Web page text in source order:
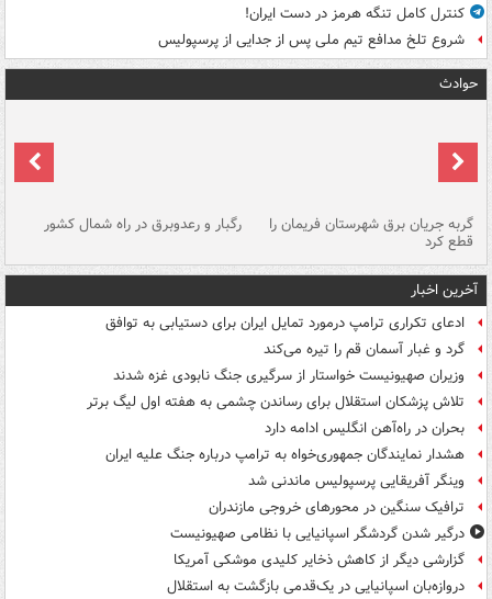
کنترل کامل تنگه هرمز در دست ایران!
شروع تلخ مدافع تیم ملی پس از جدایی از پرسپولیس
حوادث
گربه جریان برق شهرستان فریمان را
قطع کرد
رگبار و رعدوبرق در راه شمال کشور
آخرین اخبار
ادعای تکراری ترامپ درمورد تمایل ایران برای دستیابی به توافق
گرد و غبار آسمان قم را تیره می‌کند
وزیران صهیونیست خواستار از سرگیری جنگ نابودی غزه شدند
تلاش پزشکان استقلال برای رساندن چشمی به هفته اول لیگ برتر
بحران در راه‌آهن انگلیس ادامه دارد
هشدار نمایندگان جمهوری‌خواه به ترامپ درباره جنگ علیه ایران
وینگر آفریقایی پرسپولیس ماندنی شد
ترافیک سنگین در محورهای خروجی مازندران
درگیر شدن گردشگر اسپانیایی با نظامی صهیونیست
گزارشی دیگر از کاهش ذخایر کلیدی موشکی آمریکا
دروازه‌بان اسپانیایی در یک‌قدمی بازگشت به استقلال